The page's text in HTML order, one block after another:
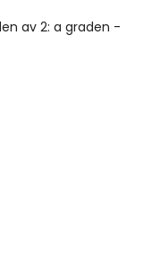
av 2: a graden -